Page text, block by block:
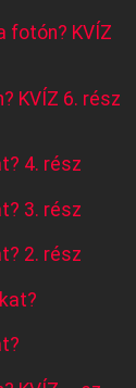
fotón? KVÍZ
KVÍZ 6. rész
4. rész
3. rész
2. rész